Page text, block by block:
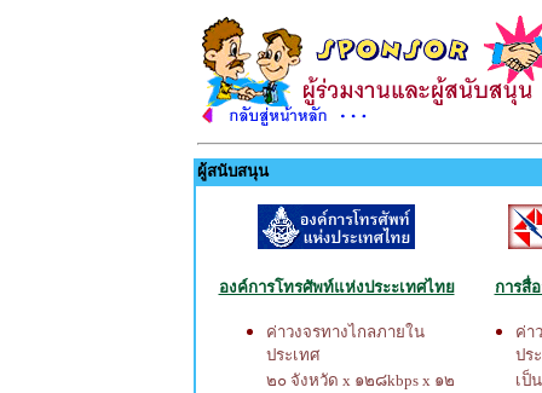
ผู้สนับสนุน
องค์การโทรศัพท์แห่งประะเทศไทย
ค่าวงจรทางไกลภายใน
ประเทศ
๒๐ จังหวัด x ๑๒๘kbps x ๑๒
การสื่
ค่า
ปร
เป็